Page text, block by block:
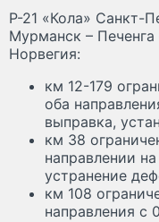
Р-21 «Кола» Санкт-
Мурманск –
Норвегия:
км 12-179
оба
выправка,
км 38
направлении
устранение
км 108
направления с